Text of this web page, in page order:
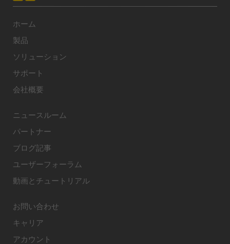
ホーム
製品
ソリューション
サポート
会社概要
ニュースルーム
パートナー
ブログ記事
ユーザーフォーラム
動画とチュートリアル
お問い合わせ
キャリア
アカウント